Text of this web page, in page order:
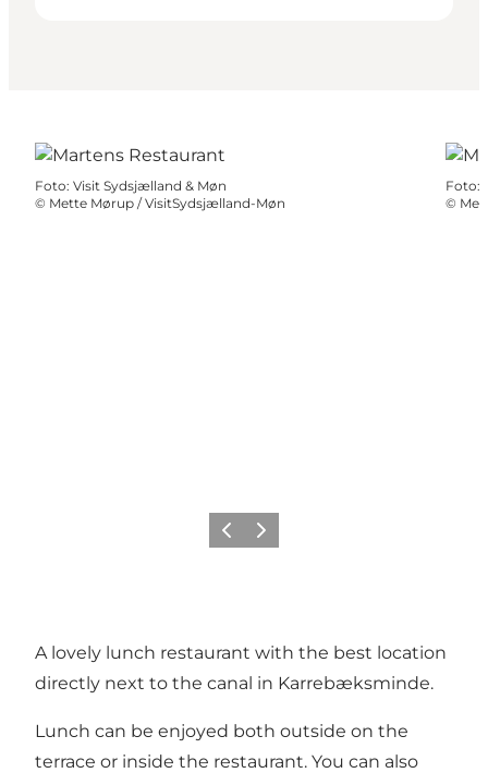
Foto: Visit Sydsjælland & Møn
© Mette Mørup / VisitSydsjælland-Møn
Foto:
©
Precedente
Avanti
A lovely lunch restaurant with the best location
directly next to the canal in Karrebæksminde.
Lunch can be enjoyed both outside on the
terrace or inside the restaurant. You can also